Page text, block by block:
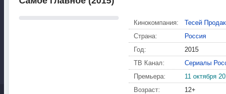
Кинокомпания: Тесей
Страна:
Россия
Год:
2015
ТВ Канал:
Сериалы
Премьера:
11 октября
Возраст:
12+